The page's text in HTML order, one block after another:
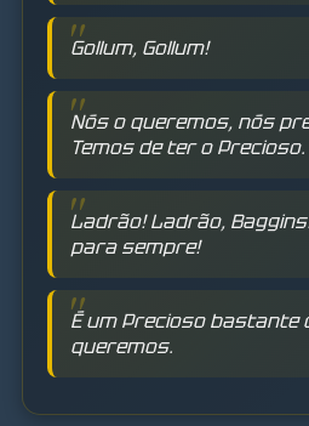
Gollum, Gollum!
Nós o queremos, nós
Temos de ter o Precioso.
Ladrão! Ladrão,
para sempre!
É um Precioso bastante
queremos.